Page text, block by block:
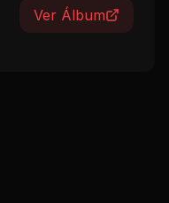
Ver Álbum